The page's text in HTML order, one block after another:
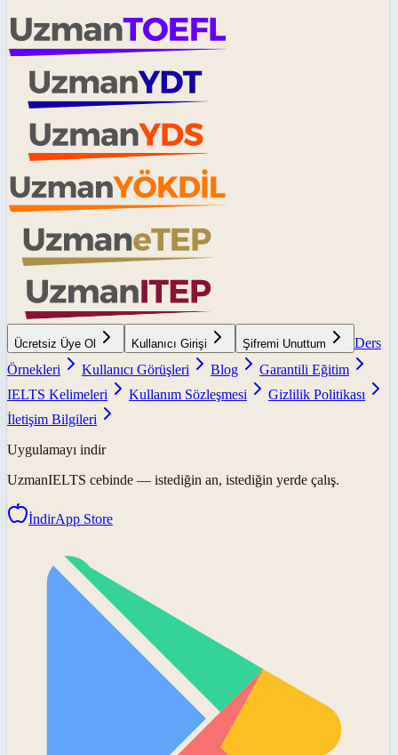
Ücretsiz Üye Ol Kullanıcı Girişi Şifremi Unuttum
Ders
Örnekleri
Kullanıcı Görüşleri Blog
Garantili Eğitim
IELTS Kelimeleri
Kullanım Sözleşmesi
Gizlilik Politikası
İletişim Bilgileri
Uygulamayı indir
UzmanIELTS cebinde — istediğin an, istediğin yerde çalış.
İndirApp Store